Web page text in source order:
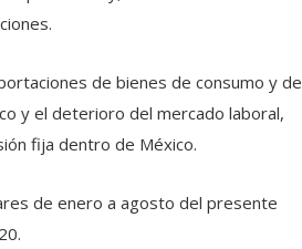
de bienes de consumo y de
y el deterioro del mercado laboral,
fija dentro de México.
de enero a agosto del presente